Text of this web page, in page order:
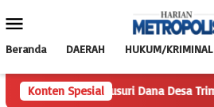
ke
Mobile
Beranda DAERAH HUKUM/KRIMINAL
Konten Spesial
Telusuri Dana Desa Trimulyo